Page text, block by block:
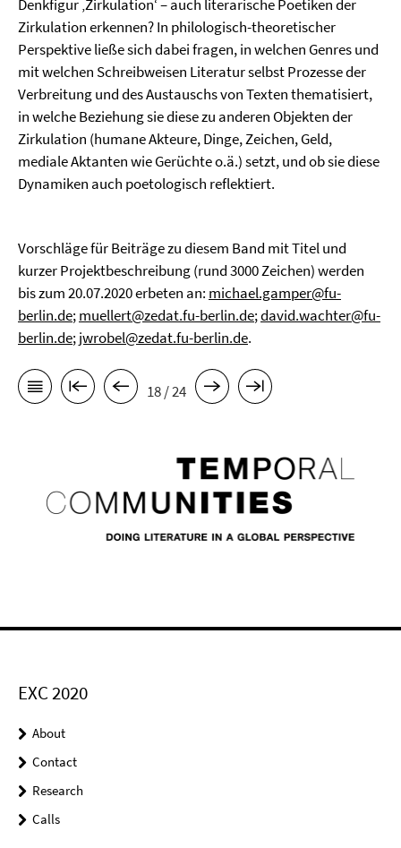
Denkfigur ‚Zirkulation‘ – auch literarische Poetiken der
Zirkulation erkennen? In philologisch-theoretischer
Perspektive ließe sich dabei fragen, in welchen Genres und
mit welchen Schreibweisen Literatur selbst Prozesse der
Verbreitung und des Austauschs von Texten thematisiert,
in welche Beziehung sie diese zu anderen Objekten der
Zirkulation (humane Akteure, Dinge, Zeichen, Geld,
mediale Aktanten wie Gerüchte o.ä.) setzt, und ob sie diese
Dynamiken auch poetologisch reflektiert.
Vorschläge für Beiträge zu diesem Band mit Titel und
kurzer Projektbeschreibung (rund 3000 Zeichen) werden
bis zum 20.07.2020 erbeten an: michael.gamper@fu-
berlin.de;muellert@zedat.fu-berlin.de;david.wachter@fu-
berlin.de;jwrobel@zedat.fu-berlin.de.
18 / 24
EXC 2020
About
Contact
Research
Calls